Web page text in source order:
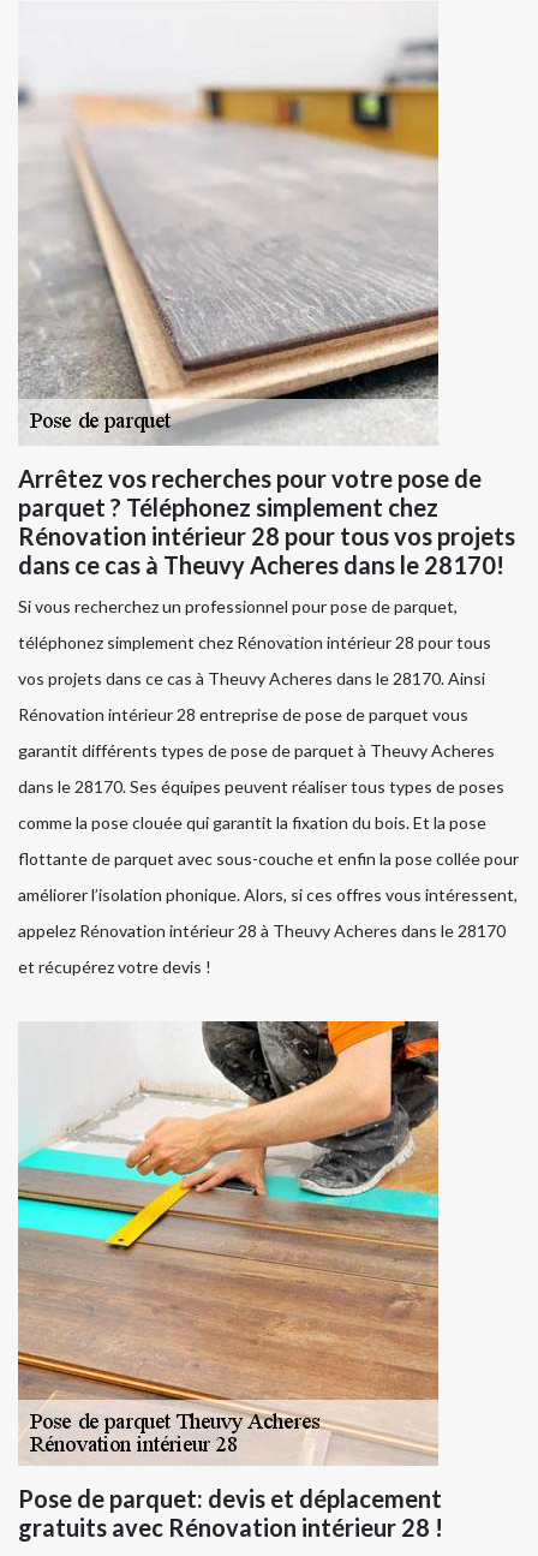
Arrêtez vos recherches pour votre pose de
parquet ? Téléphonez simplement chez
Rénovation intérieur 28 pour tous vos projets
dans ce cas à Theuvy Acheres dans le 28170!
Si vous recherchez un professionnel pour pose de parquet,
téléphonez simplement chez Rénovation intérieur 28 pour tous
vos projets dans ce cas à Theuvy Acheres dans le 28170. Ainsi
Rénovation intérieur 28 entreprise de pose de parquet vous
garantit différents types de pose de parquet à Theuvy Acheres
dans le 28170. Ses équipes peuvent réaliser tous types de poses
comme la pose clouée qui garantit la fixation du bois. Et la pose
flottante de parquet avec sous-couche et enfin la pose collée pour
améliorer l’isolation phonique. Alors, si ces offres vous intéressent,
appelez Rénovation intérieur 28 à Theuvy Acheres dans le 28170
et récupérez votre devis !
Pose de parquet: devis et déplacement
gratuits avec Rénovation intérieur 28 !